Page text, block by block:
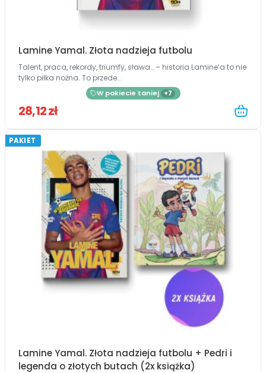
Lamine Yamal. Złota nadzieja futbolu
Talent, praca, rekordy, triumfy, sława… – historia Lamine’a to nie
tylko piłka nożna. To przede...
W pakiecie taniej +7
28,12 zł
PAKIET
Lamine Yamal. Złota nadzieja futbolu + Pedri i
legenda o złotych butach (2x książka)